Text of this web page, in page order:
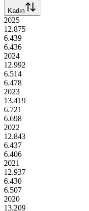
Kadın
2025
12.875
6.439
6.436
2024
12.992
6.514
6.478
2023
13.419
6.721
6.698
2022
12.843
6.437
6.406
2021
12.937
6.430
6.507
2020
13.209